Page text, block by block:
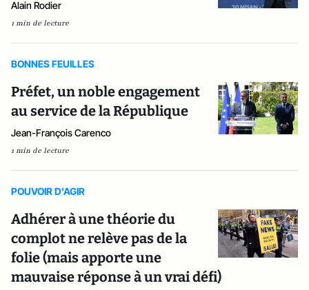
Alain Rodier
1 min de lecture
BONNES FEUILLES
Préfet, un noble engagement
au service de la République
Jean-François Carenco
1 min de lecture
POUVOIR D'AGIR
Adhérer à une théorie du
complot ne relève pas de la
folie (mais apporte une
mauvaise réponse à un vrai défi)